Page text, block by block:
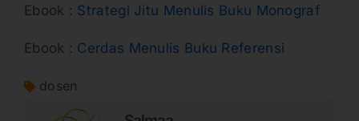
Ebook : Strategi Jitu Menulis Buku Monograf
Ebook : Cerdas Menulis Buku Referensi
dosen